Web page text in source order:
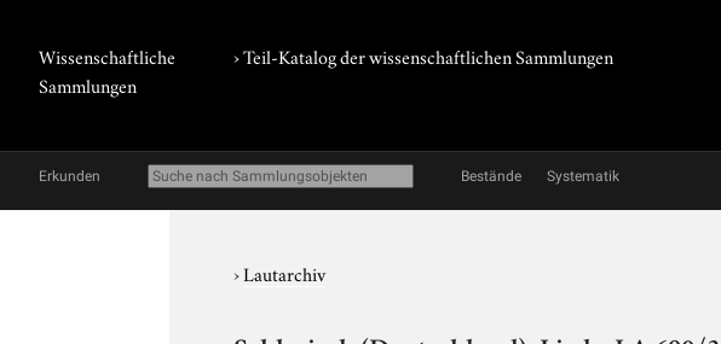
Wissenschaftliche
Sammlungen
› Teil-Katalog der wissenschaftlichen Sammlungen
Erkunden Bestände Systematik
›Lautarchiv